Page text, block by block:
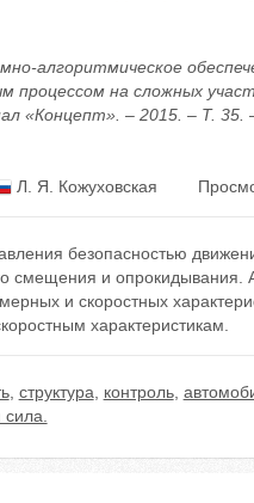
алгоритмическое
процессом на сложных
«Концепт». – 2015. – Т. 35.
Л. Я. Кожуховская
безопасностью
смещения и
и скоростных
характеристикам.
, структура контроль,